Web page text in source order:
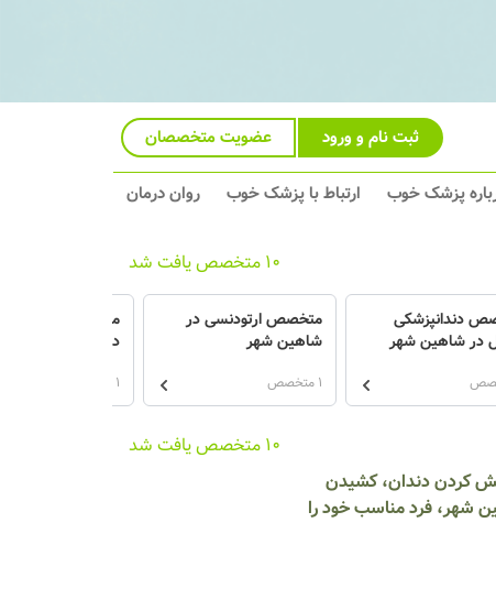
ثبت نام و ورود عضویت متخصصان
پزشک خوب ارتباط با پزشک خوب روان درمان
10 متخصص یافت شد
دندانپزشکی
در شاهین شهر
متخصص ارتودنسی در
شاهین شهر
1 متخصص
متخصص پروتزهای
در شاهین شهر
1 متخصص
کردن دندان، کشیدن
شهر، فرد مناسب خود را
10 متخصص یافت شد